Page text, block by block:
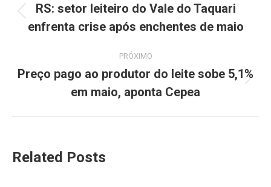
RS: setor leiteiro do Vale do Taquari
enfrenta crise após enchentes de maio
PRÓXIMO
Preço pago ao produtor do leite sobe 5,1%
em maio, aponta Cepea
Related Posts